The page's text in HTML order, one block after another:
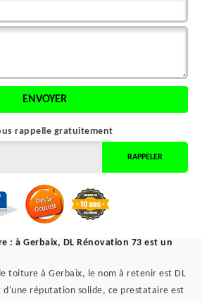
rappelle gratuitement
: à Gerbaix, DL Rénovation 73 est un
toiture à Gerbaix, le nom à retenir est DL
d'une réputation solide, ce prestataire est